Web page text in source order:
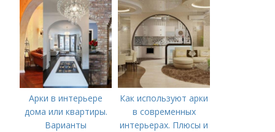
Арки в интерьере
дома или квартиры.
Варианты
Как используют арки
в современных
интерьерах. Плюсы и